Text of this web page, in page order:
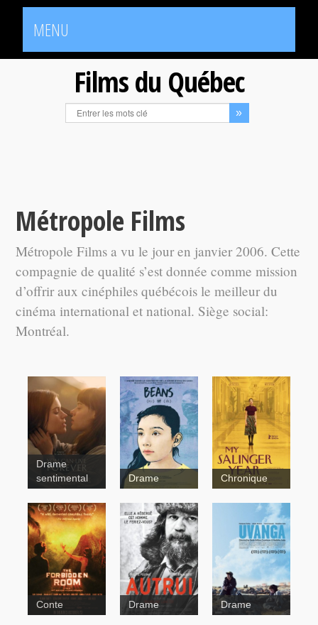
MENU
Films du Québec
Métropole Films
Métropole Films a vu le jour en janvier 2006. Cette
compagnie de qualité s’est donnée comme mission
d’offrir aux cinéphiles québécois le meilleur du
cinéma international et national. Siège social:
Montréal.
Drame
sentimental
Drame Chronique
Conte Drame Drame